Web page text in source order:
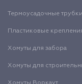
Термоусадочные трубки
Пластиковые
Хомуты для забора
Хомуты для